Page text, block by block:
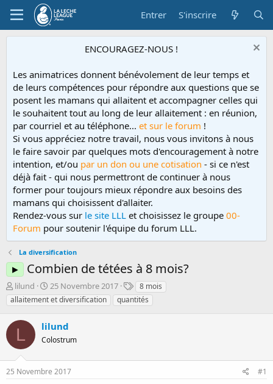
Entrer S'inscrire
ENCOURAGEZ-NOUS !
Les animatrices donnent bénévolement de leur temps et
de leurs compétences pour répondre aux questions que se
posent les mamans qui allaitent et accompagner celles qui
le souhaitent tout au long de leur allaitement : en réunion,
par courriel et au téléphone... et sur le forum !
Si vous appréciez notre travail, nous vous invitons à nous
le faire savoir par quelques mots d'encouragement à notre
intention, et/ou par un don ou une cotisation - si ce n'est
déjà fait - qui nous permettront de continuer à nous
former pour toujours mieux répondre aux besoins des
mamans qui choisissent d'allaiter.
Rendez-vous sur le site LLL et choisissez le groupe 00-
Forum pour soutenir l'équipe du forum LLL.
La diversification
► Combien de tétées à 8 mois?
D
é
m
a
é
e
p
lilund
D
a
t
d
e
é
b
25 Novembre 2017
T
a
g
8 mois
allaitement et diversification
quantités
L lilund
Colostrum
25 Novembre 2017 #1